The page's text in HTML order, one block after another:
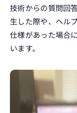
技術からの質問回
生した際や、ヘル
仕様があった場合
います。